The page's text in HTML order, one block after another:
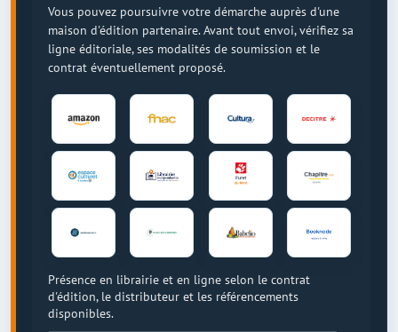
Vous pouvez poursuivre votre démarche auprès d'une
maison d'édition partenaire. Avant tout envoi, vérifiez sa
ligne éditoriale, ses modalités de soumission et le
contrat éventuellement proposé.
Présence en librairie et en ligne selon le contrat
d'édition, le distributeur et les référencements
disponibles.